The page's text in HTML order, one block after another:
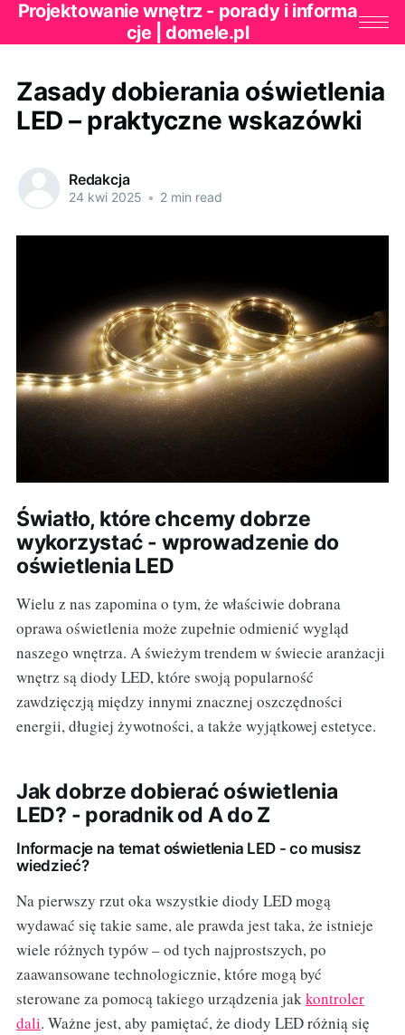
Projektowanie wnętrz - porady i informa
cje | domele.pl
Zasady dobierania oświetlenia
LED – praktyczne wskazówki
Redakcja
24 kwi 2025 • 2 min read
Światło, które chcemy dobrze
wykorzystać - wprowadzenie do
oświetlenia LED
Wielu z nas zapomina o tym, że właściwie dobrana
oprawa oświetlenia może zupełnie odmienić wygląd
naszego wnętrza. A świeżym trendem w świecie aranżacji
wnętrz są diody LED, które swoją popularność
zawdzięczją między innymi znacznej oszczędności
energii, długiej żywotności, a także wyjątkowej estetyce.
Jak dobrze dobierać oświetlenia
LED? - poradnik od A do Z
Informacje na temat oświetlenia LED - co musisz
wiedzieć?
Na pierwszy rzut oka wszystkie diody LED mogą
wydawać się takie same, ale prawda jest taka, że istnieje
wiele różnych typów – od tych najprostszych, po
zaawansowane technologicznie, które mogą być
sterowane za pomocą takiego urządzenia jakkontroler
dali. Ważne jest, aby pamiętać, że diody LED różnią się